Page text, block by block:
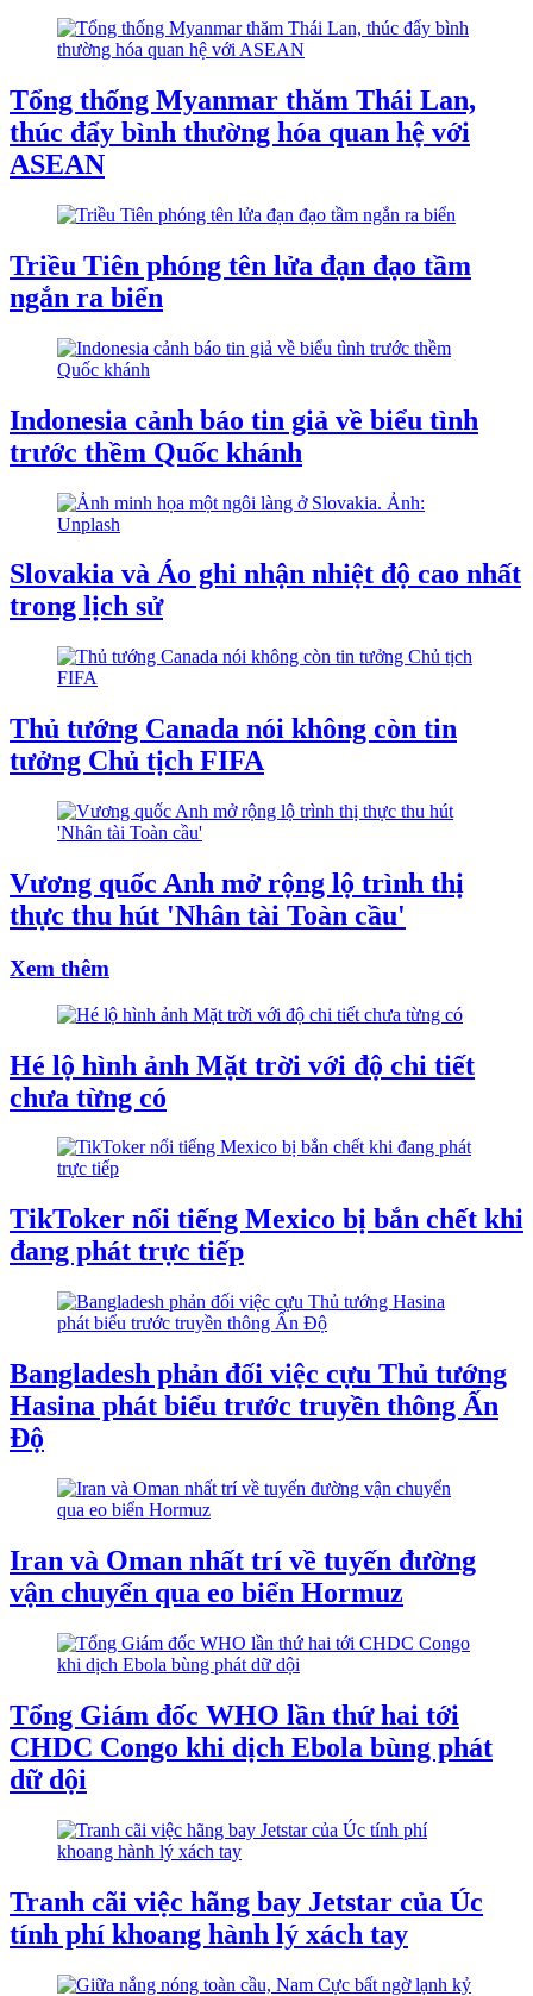
Tổng thống Myanmar thăm Thái Lan,
thúc đẩy bình thường hóa quan hệ với
ASEAN
Triều Tiên phóng tên lửa đạn đạo tầm
ngắn ra biển
Indonesia cảnh báo tin giả về biểu tình
trước thềm Quốc khánh
Slovakia và Áo ghi nhận nhiệt độ cao nhất
trong lịch sử
Thủ tướng Canada nói không còn tin
tưởng Chủ tịch FIFA
Vương quốc Anh mở rộng lộ trình thị
thực thu hút 'Nhân tài Toàn cầu'
Xem thêm
Hé lộ hình ảnh Mặt trời với độ chi tiết
chưa từng có
TikToker nổi tiếng Mexico bị bắn chết khi
đang phát trực tiếp
Bangladesh phản đối việc cựu Thủ tướng
Hasina phát biểu trước truyền thông Ấn
Độ
Iran và Oman nhất trí về tuyến đường
vận chuyển qua eo biển Hormuz
Tổng Giám đốc WHO lần thứ hai tới
CHDC Congo khi dịch Ebola bùng phát
dữ dội
Tranh cãi việc hãng bay Jetstar của Úc
tính phí khoang hành lý xách tay